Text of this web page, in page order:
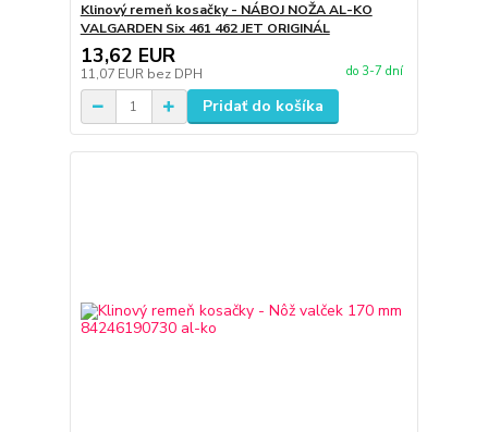
Klinový remeň kosačky - NÁBOJ NOŽA AL-KO
VALGARDEN Six 461 462 JET ORIGINÁL
13,62 EUR
11,07 EUR bez DPH do 3-7 dní
Pridať do košíka